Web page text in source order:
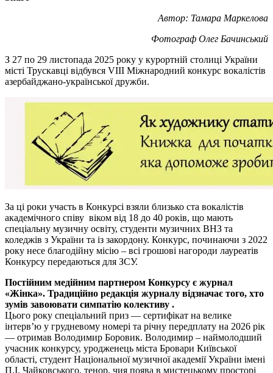
Автор: Тамара Маркелова
Фотограф Олег Бачинський
З 27 по 29 листопада 2025 року у курортній столиці України
місті Трускавці відбувся VIII Міжнародний конкурс вокалістів
азербайджано-української дружби.
За ці роки участь в Конкурсі взяли близько ста вокалістів
академічного співу віком від 18 до 40 років, що мають
спеціальну музичну освіту, студенти музичних ВНЗ та
коледжів з України та із закордону. Конкурс, починаючи з 2022
року несе благодійну місію – всі грошові нагороди лауреатів
Конкурсу передаються для ЗСУ.
Постійним медійним партнером Конкурсу є журнал
«Жінка». Традиційно редакція журналу відзначає того, хто
зумів завоювати симпатію колективу .
Цього року спеціальний приз — сертифікат на велике
інтерв’ю у грудневому номері та річну передплату на 2026 рік
— отримав Володимир Боровик. Володимир – наймолодший
учасник конкурсу, уродженець міста Бровари Київської
області, студент Національної музичної академії України імені
П.І. Чайковського, тенор, чия поява в мистецькому просторі